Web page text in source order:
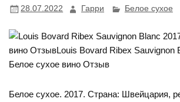
28.07.2022 Гарри Белое сухое
Белое сухое. 2017. Страна: Швейцария,